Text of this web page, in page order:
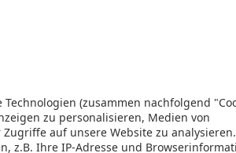
werden – das spart Zeit und Geld.